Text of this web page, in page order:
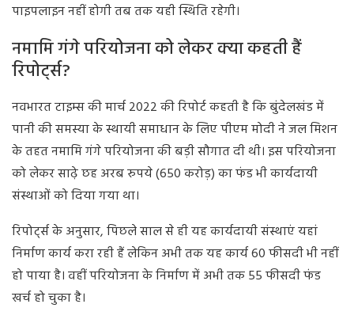
पाइपलाइन नहीं होगी तब तक यही स्थिति रहेगी।
नमामि गंगे परियोजना को लेकर क्या कहती हैं
रिपोर्ट्स?
नवभारत टाइम्स की मार्च 2022 की रिपोर्ट कहती है कि बुंदेलखंड में
पानी की समस्या के स्थायी समाधान के लिए पीएम मोदी ने जल मिशन
के तहत नमामि गंगे परियोजना की बड़ी सौगात दी थी। इस परियोजना
को लेकर साढ़े छह अरब रुपये (650 करोड़) का फंड भी कार्यदायी
संस्थाओं को दिया गया था।
रिपोर्ट्स के अनुसार, पिछले साल से ही यह कार्यदायी संस्थाएं यहां
निर्माण कार्य करा रही हैं लेकिन अभी तक यह कार्य 60 फीसदी भी नहीं
हो पाया है। वहीं परियोजना के निर्माण में अभी तक 55 फीसदी फंड
खर्च हो चुका है।